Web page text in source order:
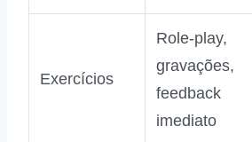
Exercícios
Role‑play,
gravações,
feedback
imediato